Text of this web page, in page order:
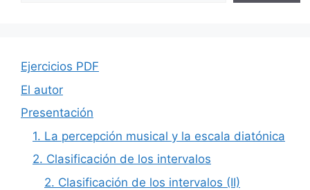
Ejercicios PDF
El autor
Presentación
1. La percepción musical y la escala diatónica
2. Clasificación de los intervalos
2. Clasificación de los intervalos (II)